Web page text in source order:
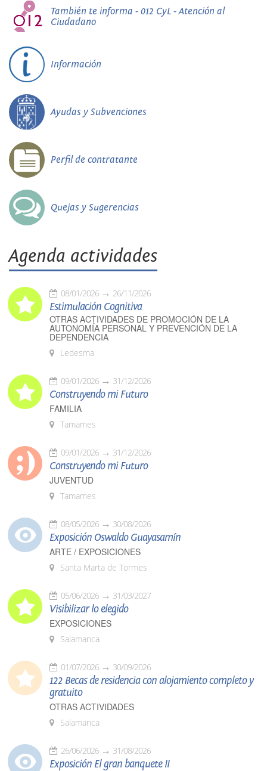
También te informa - 012 CyL - Atención al
Ciudadano
Información
Ayudas y Subvenciones
Perfil de contratante
Quejas y Sugerencias
Agenda actividades
08/01/2026 26/11/2026
Estimulación Cognitiva
OTRAS ACTIVIDADES DE PROMOCIÓN DE LA
AUTONOMÍA PERSONAL Y PREVENCIÓN DE LA
DEPENDENCIA
Ledesma
09/01/2026 31/12/2026
Construyendo mi Futuro
FAMILIA
Tamames
09/01/2026 31/12/2026
Construyendo mi Futuro
JUVENTUD
Tamames
08/05/2026 30/08/2026
Exposición Oswaldo Guayasamín
ARTE / EXPOSICIONES
Santa Marta de Tormes
05/06/2026 31/03/2027
Visibilizar lo elegido
EXPOSICIONES
Salamanca
01/07/2026 30/09/2026
122 Becas de residencia con alojamiento completo y
gratuito
OTRAS ACTIVIDADES
Salamanca
26/06/2026 31/08/2026
Exposición El gran banquete II